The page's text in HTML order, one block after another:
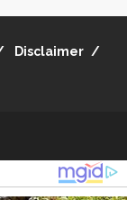
Disclaimer